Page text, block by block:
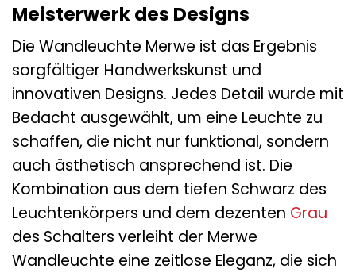
Meisterwerk des Designs
Die Wandleuchte Merwe ist das Ergebnis
sorgfältiger Handwerkskunst und
innovativen Designs. Jedes Detail wurde mit
Bedacht ausgewählt, um eine Leuchte zu
schaffen, die nicht nur funktional, sondern
auch ästhetisch ansprechend ist. Die
Kombination aus dem tiefen Schwarz des
Leuchtenkörpers und dem dezenten Grau
des Schalters verleiht der Merwe
Wandleuchte eine zeitlose Eleganz, die sich